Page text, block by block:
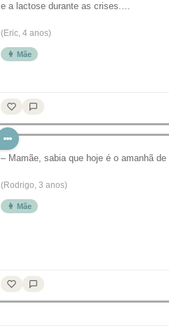
e a lactose durante as crises.…
(Eric, 4 anos)
👩 Mãe
– Mamãe, sabia que hoje é o amanhã de
(Rodrigo, 3 anos)
👩 Mãe